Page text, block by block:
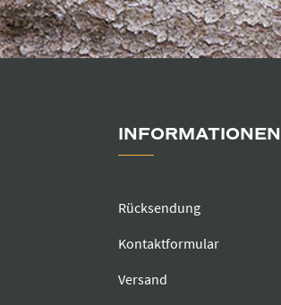
INFORMATIONEN
Rücksendung
Kontaktformular
Versand